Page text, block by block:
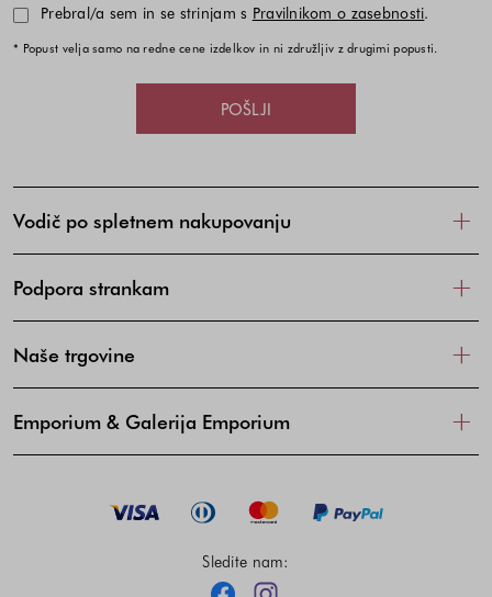
Prebral/a sem in se strinjam s Pravilnikom o zasebnosti.
* Popust velja samo na redne cene izdelkov in ni združljiv z drugimi popusti.
POŠLJI
Vodič po spletnem nakupovanju
Podpora strankam
Naše trgovine
Emporium & Galerija Emporium
Sledite nam:
FacebookInstagram